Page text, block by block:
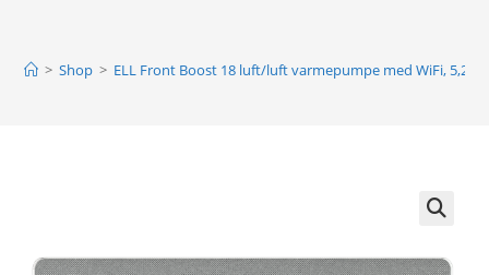
> Shop > ELL Front Boost 18 luft/luft varmepumpe med WiFi,